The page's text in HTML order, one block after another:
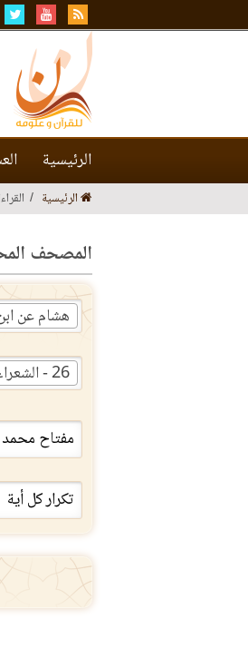
الرئيسية
الرئيسية
المصحف
هشام عن
26 - الشعراء